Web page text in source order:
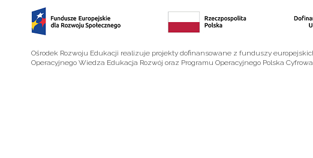
Ośrodek Rozwoju Edukacji realizuje projekty dofinansowane z funduszy
Operacyjnego Wiedza Edukacja Rozwój oraz Programu Operacyjnego Polska Cyfrowa